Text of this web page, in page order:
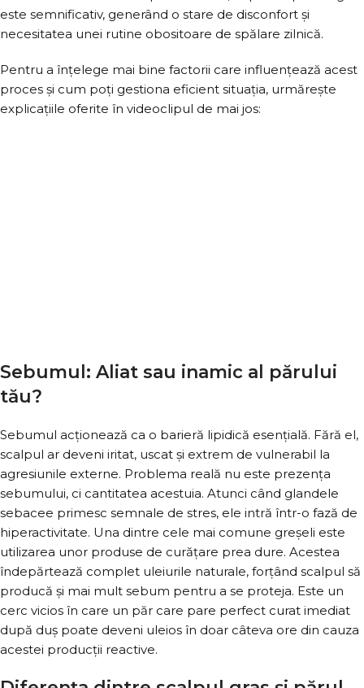
este semnificativ, generând o stare de disconfort și
necesitatea unei rutine obositoare de spălare zilnică.
Pentru a înțelege mai bine factorii care influențează acest
proces și cum poți gestiona eficient situația, urmărește
explicațiile oferite în videoclipul de mai jos:
Sebumul: Aliat sau inamic al părului
tău?
Sebumul acționează ca o barieră lipidică esențială. Fără el,
scalpul ar deveni iritat, uscat și extrem de vulnerabil la
agresiunile externe. Problema reală nu este prezența
sebumului, ci cantitatea acestuia. Atunci când glandele
sebacee primesc semnale de stres, ele intră într-o fază de
hiperactivitate. Una dintre cele mai comune greșeli este
utilizarea unor produse de curățare prea dure. Acestea
îndepărtează complet uleiurile naturale, forțând scalpul să
producă și mai mult sebum pentru a se proteja. Este un
cerc vicios în care un păr care pare perfect curat imediat
după duș poate deveni uleios în doar câteva ore din cauza
acestei producții reactive.